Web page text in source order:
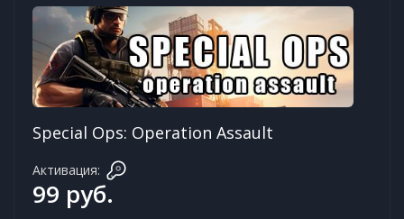
Special Ops: Operation Assault
Активация:
99 руб.